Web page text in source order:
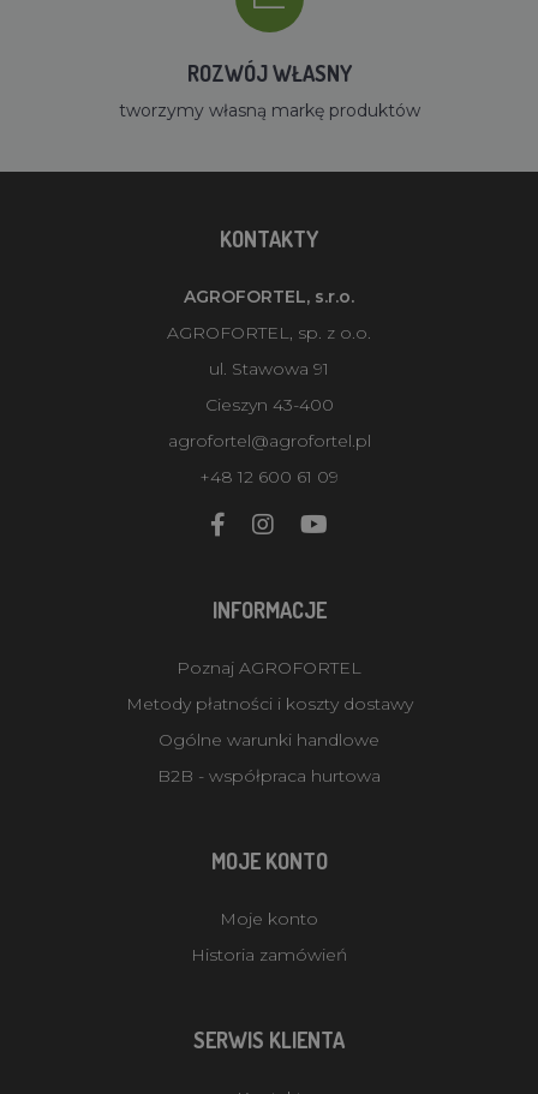
ROZWÓJ WŁASNY
tworzymy własną markę produktów
KONTAKTY
AGROFORTEL, s.r.o.
AGROFORTEL, sp. z o.o.
ul. Stawowa 91
Cieszyn 43-400
agrofortel@agrofortel.pl
+48 12 600 61 09
INFORMACJE
Poznaj AGROFORTEL
Metody płatności i koszty dostawy
Ogólne warunki handlowe
B2B - współpraca hurtowa
MOJE KONTO
Moje konto
Historia zamówień
SERWIS KLIENTA